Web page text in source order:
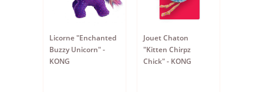
Licorne "Enchanted
Buzzy Unicorn" -
KONG
Jouet Chaton
"Kitten Chirpz
Chick" - KONG